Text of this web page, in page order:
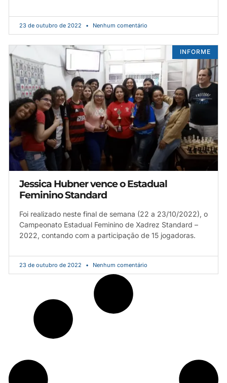
23 de outubro de 2022 Nenhum comentário
INFORME
Jessica Hubner vence o Estadual
Feminino Standard
Foi realizado neste final de semana (22 a 23/10/2022), o
Campeonato Estadual Feminino de Xadrez Standard –
2022, contando com a participação de 15 jogadoras.
23 de outubro de 2022 Nenhum comentário